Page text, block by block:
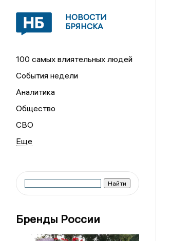
НОВОСТИ
БРЯНСКА
100 самых влиятельных людей
События недели
Аналитика
Общество
СВО
Бренды России